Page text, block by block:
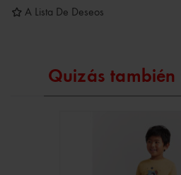
A Lista De Deseos
Quizás también